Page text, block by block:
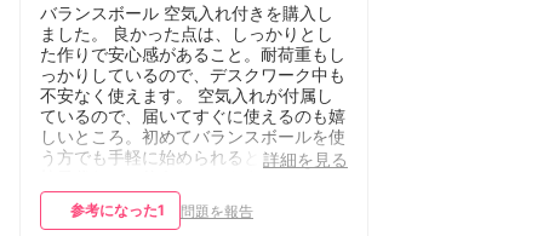
バランスボール 空気入れ付きを購入し
ました。 良かった点は、しっかりとし
た作りで安心感があること。耐荷重もし
っかりしているので、デスクワーク中も
不安なく使えます。 空気入れが付属し
ているので、届いてすぐに使えるのも嬉
しいところ。初めてバランスボールを使
う方でも手軽に始められると思います。
良くなり、運動不足の解消にも役立って
います。 サイズも選べるので、自分の
詳細を見る
参考になった1 問題を報告